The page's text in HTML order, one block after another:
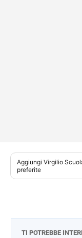
Aggiungi Virgilio
preferite
TI POTREBBE